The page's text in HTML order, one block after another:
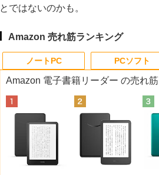
とではないのかも。
Amazon 売れ筋ランキング
ノートPC PCソフト
Amazon 電子書籍リーダー の売れ